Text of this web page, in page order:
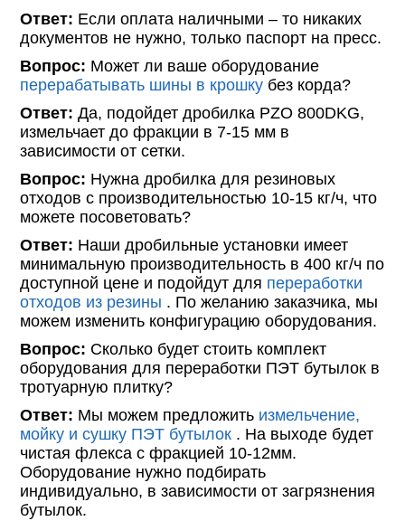
Ответ: Если оплата наличными – то никаких
документов не нужно, только паспорт на пресс.
Вопрос: Может ли ваше оборудование
перерабатывать шины в крошку без корда?
Ответ:Да, подойдет дробилка PZO 800DKG,
измельчает до фракции в 7-15 мм в
зависимости от сетки.
Вопрос: Нужна дробилка для резиновых
отходов с производительностью 10-15 кг/ч, что
можете посоветовать?
Ответ: Наши дробильные установки имеет
минимальную производительность в 400 кг/ч по
доступной цене и подойдут для переработки
отходов из резины . По желанию заказчика, мы
можем изменить конфигурацию оборудования.
Вопрос: Сколько будет стоить комплект
оборудования для переработки ПЭТ бутылок в
тротуарную плитку?
Ответ: Мы можем предложить измельчение,
мойку и сушку ПЭТ бутылок . На выходе будет
чистая флекса с фракцией 10-12мм.
Оборудование нужно подбирать
индивидуально, в зависимости от загрязнения
бутылок.